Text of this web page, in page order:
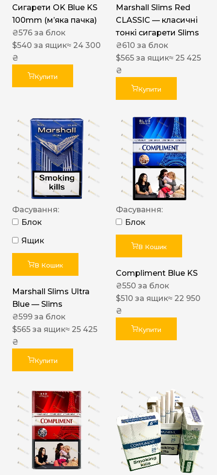
Сигарети OK Blue KS
100mm (м’яка пачка)
₴576 за блок
$540 за ящик≈ 24 300
₴
Купити
Marshall Slims Red
CLASSIC — класичні
тонкі сигарети Slims
₴610 за блок
$565 за ящик≈ 25 425
₴
Купити
Фасування:
Блок
Ящик
В Кошик
Marshall Slims Ultra
Blue — Slims
₴599 за блок
$565 за ящик≈ 25 425
₴
Купити
Фасування:
Блок
В Кошик
Compliment Blue KS
₴550 за блок
$510 за ящик≈ 22 950
₴
Купити